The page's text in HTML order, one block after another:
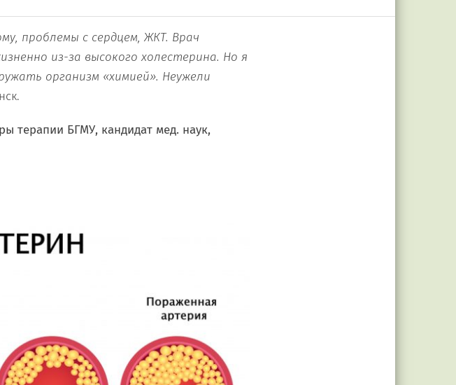
проблемы с сердцем, ЖКТ. Врач
из-за высокого холестерина. Но я
организм «химией». Неужели
терапии БГМУ, кандидат мед. наук,